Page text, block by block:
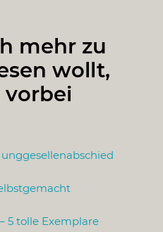
mehr zu
wollt,
5 tolle Exemplare